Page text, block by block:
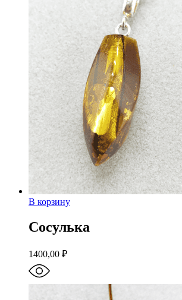
В корзину
Сосулька
1400,00 ₽